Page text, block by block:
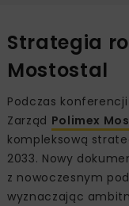
Strategia
Mostostal
Podczas
Zarząd Polimex
kompleksową
2033. Nowy
z nowoczesnym
wyznaczając